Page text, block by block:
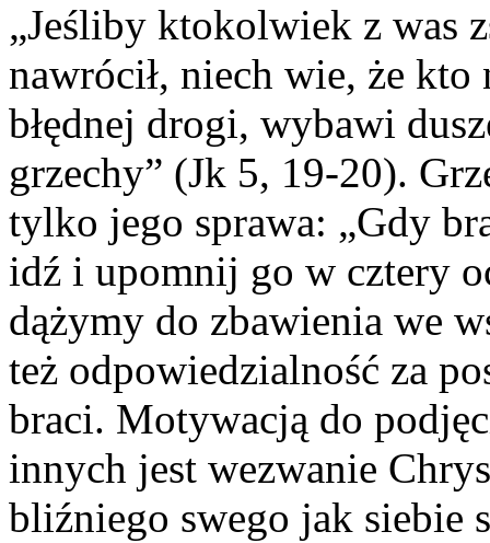
„Jeśliby ktokolwiek z was
nawrócił, niech wie, że kto
błędnej drogi, wybawi
grzechy” (Jk 5, 19-20).
tylko jego sprawa: „Gdy
idź i upomnij go w cztery
dążymy do zbawienia we
też odpowiedzialność za
braci. Motywacją do
innych jest wezwanie
bliźniego swego jak siebie